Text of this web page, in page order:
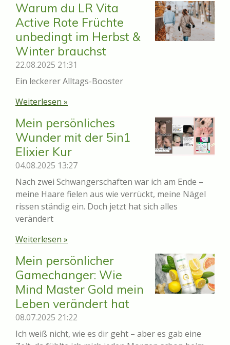
Warum du LR Vita
Active Rote Früchte
unbedingt im Herbst &
Winter brauchst
22.08.2025 21:31
Ein leckerer Alltags-Booster
Weiterlesen »
Mein persönliches
Wunder mit der 5in1
Elixier Kur
04.08.2025 13:27
Nach zwei Schwangerschaften war ich am Ende –
meine Haare fielen aus wie verrückt, meine Nägel
rissen ständig ein. Doch jetzt hat sich alles
verändert
Weiterlesen »
Mein persönlicher
Gamechanger: Wie
Mind Master Gold mein
Leben verändert hat
08.07.2025 21:22
Ich weiß nicht, wie es dir geht – aber es gab eine